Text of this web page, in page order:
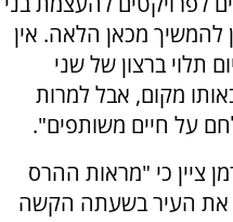
להמשיך מכאן הלאה. אין
תלוי ברצון של שני
מקום, אבל למרות
על חיים משותפים".
ציין כי "מראות ההרס
את העיר בשעתה הקשה